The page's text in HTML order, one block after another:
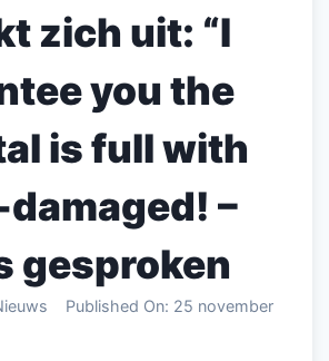
zich uit: “I
you the
is full with
–
gesproken
Published On: 25 november